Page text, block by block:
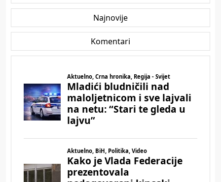
Najnovije
Komentari